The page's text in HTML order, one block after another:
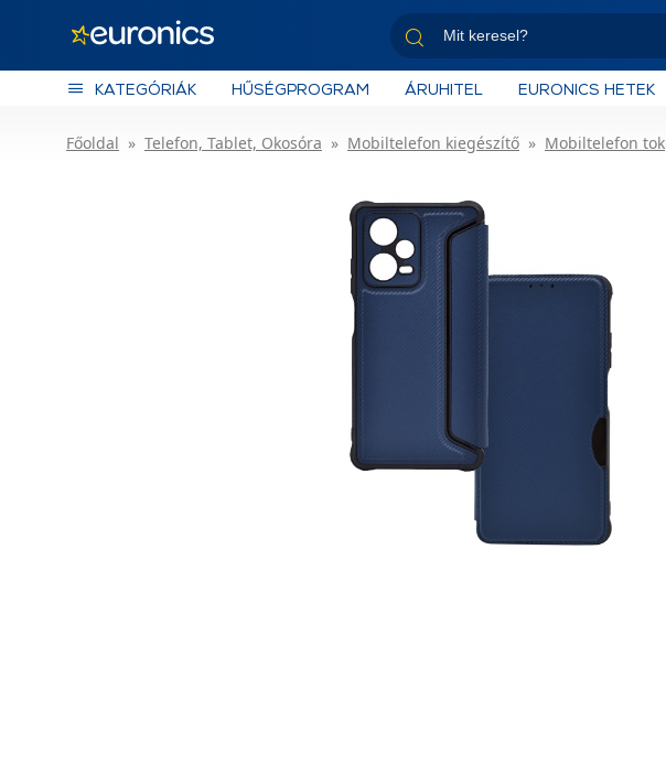
KATEGÓRIÁK HŰSÉGPROGRAM ÁRUHITEL EURONICS HETEK
Főoldal Telefon, Tablet, Okosóra Mobiltelefon kiegészítő Mobiltelefon tok